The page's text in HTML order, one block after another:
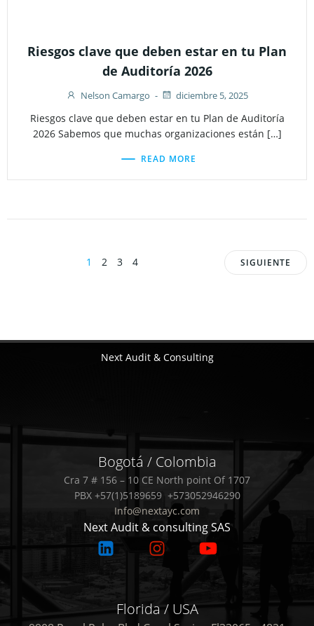
Riesgos clave que deben estar en tu Plan
de Auditoría 2026
Nelson Camargo - diciembre 5, 2025
Riesgos clave que deben estar en tu Plan de Auditoría
2026 Sabemos que muchas organizaciones están […]
READ MORE
Page
1 Page
2 Page
3 Page
4
Posts
SIGUIENTE
Next Audit & Consulting
Bogotá / Colombia
Cra 7 # 156 – 10 CE North point Of 1707
PBX +57(1)5189659 +573052946290
Info@nextayc.com
Next Audit & consulting SAS
Florida / USA